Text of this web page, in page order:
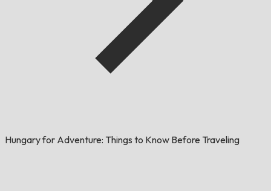
Hungary for Adventure: Things to Know Before Traveling